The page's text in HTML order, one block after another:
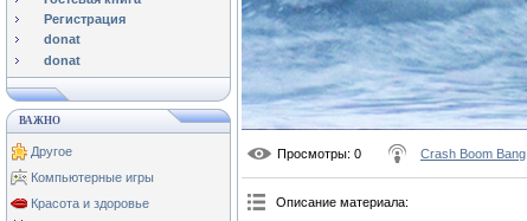
Регистрация
donat
donat
ВАЖНО
Другое
Компьютерные игры
Красота и здоровье
Просмотры: 0 Crash Boom Bang
Описание материала: